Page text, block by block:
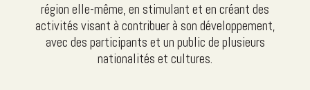
région elle-même, en stimulant et en créant des
activités visant à contribuer à son développement,
avec des participants et un public de plusieurs
nationalités et cultures.